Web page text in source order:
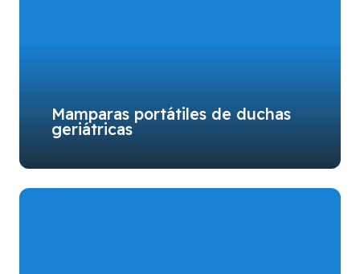
Mamparas portátiles de duchas
geriátricas